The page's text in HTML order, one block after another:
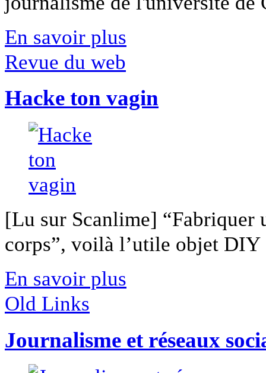
En savoir plus
Revue du web
Hacke ton vagin
[Lu sur Scanlime] “Fabriquer
corps”, voilà l’utile objet
En savoir plus
Old Links
Journalisme et réseaux